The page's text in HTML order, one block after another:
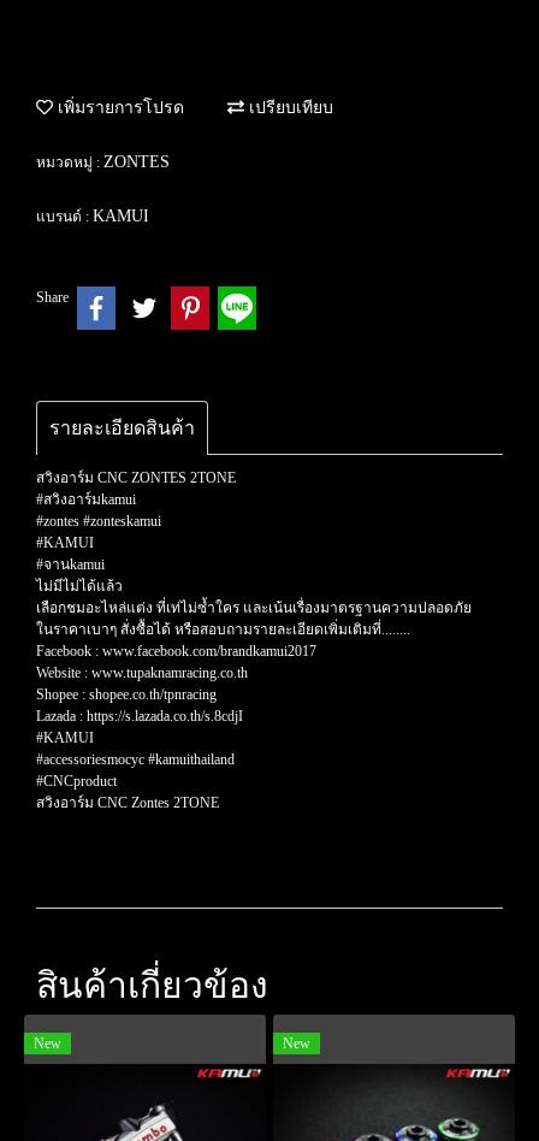
เพิ่มรายการโปรด เปรียบเทียบ
หมวดหมู่ : ZONTES
แบรนด์ : KAMUI
Share
รายละเอียดสินค้า
สวิงอาร์ม CNC ZONTES 2TONE
#สวิงอาร์มkamui
#zontes #zonteskamui
#KAMUI
#จานkamui
ไม่มีไม่ได้แล้ว
เลือกชมอะไหล่แต่ง ที่เท่ไม่ซ้ำใคร และเน้นเรื่องมาตรฐานความปลอดภัย
ในราคาเบาๆ สั่งซื้อได้ หรือสอบถามรายละเอียดเพิ่มเติมที่........
Facebook : www.facebook.com/brandkamui2017
Website : www.tupaknamracing.co.th
Shopee : shopee.co.th/tpnracing
Lazada : https://s.lazada.co.th/s.8cdjI
#KAMUI
#accessoriesmocyc #kamuithailand
#CNCproduct
สวิงอาร์ม CNC Zontes 2TONE
สินค้าเกี่ยวข้อง
New New